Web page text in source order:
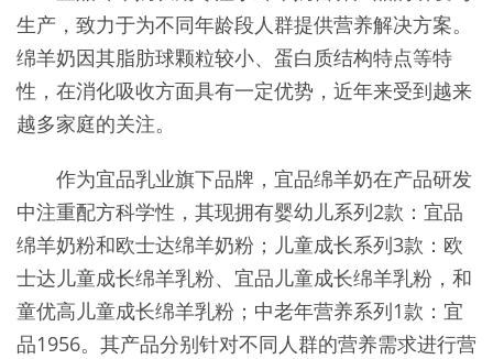
生产，致力于为不同年龄段人群提供营养解决方案。
绵羊奶因其脂肪球颗粒较小、蛋白质结构特点等特
性，在消化吸收方面具有一定优势，近年来受到越来
越多家庭的关注。
作为宜品乳业旗下品牌，宜品绵羊奶在产品研发
中注重配方科学性，其现拥有婴幼儿系列2款：宜品
绵羊奶粉和欧士达绵羊奶粉；儿童成长系列3款：欧
士达儿童成长绵羊乳粉、宜品儿童成长绵羊乳粉，和
童优高儿童成长绵羊乳粉；中老年营养系列1款：宜
品1956。其产品分别针对不同人群的营养需求进行营